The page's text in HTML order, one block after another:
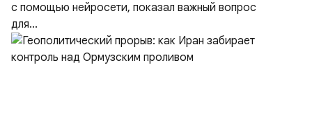
с помощью нейросети, показал важный вопрос
для...